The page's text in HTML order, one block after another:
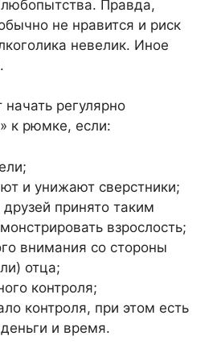
любопытства. Правда,
не нравится и риск
невелик. Иное
регулярно
к рюмке, если:
и унижают сверстники;
принято таким
взрослость;
внимания со стороны
отца;
контроля;
контроля, при этом есть
и время.